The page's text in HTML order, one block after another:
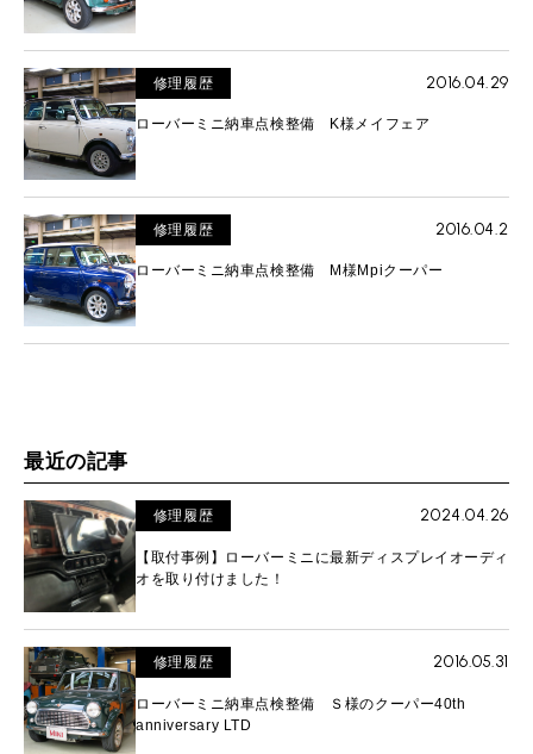
修理履歴 2016.04.29
ローバーミニ納車点検整備 K様メイフェア
修理履歴 2016.04.2
ローバーミニ納車点検整備 M様Mpiクーパー
最近の記事
修理履歴 2024.04.26
【取付事例】ローバーミニに最新ディスプレイオーディ
オを取り付けました！
修理履歴 2016.05.31
ローバーミニ納車点検整備 Ｓ様のクーパー40th
anniversary LTD